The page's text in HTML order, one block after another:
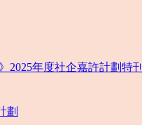
2025年度社企嘉許計劃特刊
劃